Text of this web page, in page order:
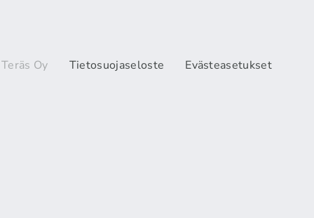
Oy Tietosuojaseloste Evästeasetukset